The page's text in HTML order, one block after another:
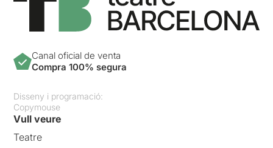
Canal oficial de venta
Compra 100% segura
Disseny i programació:
Copymouse
Vull veure
Teatre